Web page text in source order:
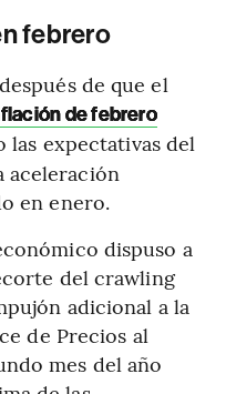
febrero
de que el
de febrero
las expectativas del
aceleración
en enero.
dispuso a
del crawling
adicional a la
de Precios al
mes del año